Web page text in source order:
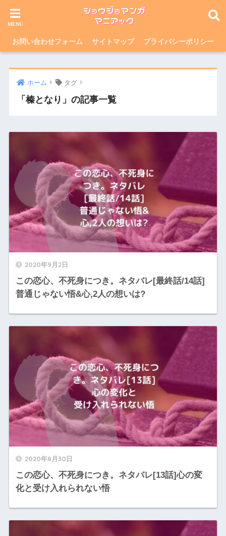
お問い合わせフォーム サイトマップ プライバシーポリシー
ホーム タグ
「榛となり」の記事一覧
2020年9月2日
この恋心、不死身につき。ネタバレ[最終話/14話]
普通じゃない悟&心,2人の想いは?
2020年8月30日
この恋心、不死身につき。ネタバレ[13話]心の変
化と受け入れられない悟